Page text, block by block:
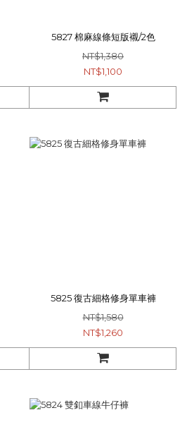
5827 棉麻線條短版襯/2色
NT$1,380
NT$1,100
5825 復古細格修身單車褲
NT$1,580
NT$1,260